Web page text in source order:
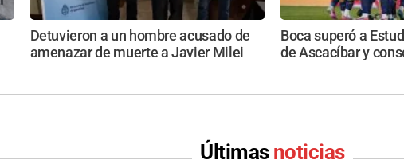
Detuvieron a un hombre acusado de
amenazar de muerte a Javier Milei
Boca superó a
de Ascacíbar y
Últimas noticias